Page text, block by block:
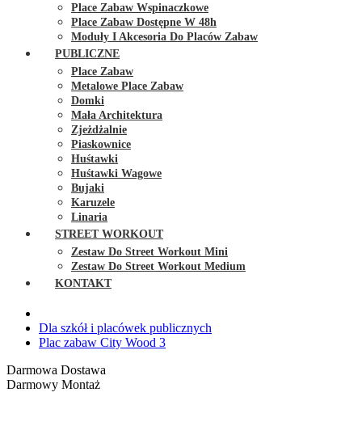
Place Zabaw Wspinaczkowe
Place Zabaw Dostępne W 48h
Moduły I Akcesoria Do Placów Zabaw
PUBLICZNE
Place Zabaw
Metalowe Place Zabaw
Domki
Mała Architektura
Zjeżdżalnie
Piaskownice
Huśtawki
Huśtawki Wagowe
Bujaki
Karuzele
Linaria
STREET WORKOUT
Zestaw Do Street Workout Mini
Zestaw Do Street Workout Medium
KONTAKT
Dla szkół i placówek publicznych
Plac zabaw City Wood 3
Darmowa Dostawa
Darmowy Montaż